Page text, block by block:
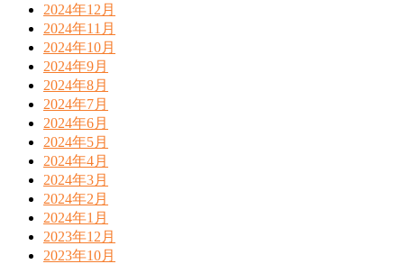
2024年12月
2024年11月
2024年10月
2024年9月
2024年8月
2024年7月
2024年6月
2024年5月
2024年4月
2024年3月
2024年2月
2024年1月
2023年12月
2023年10月